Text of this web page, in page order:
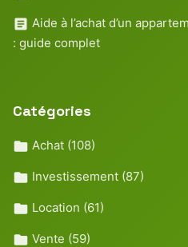
Aide à l’achat d’un
: guide complet
Catégories
Achat (108)
Investissement (87)
Location (61)
Vente (59)